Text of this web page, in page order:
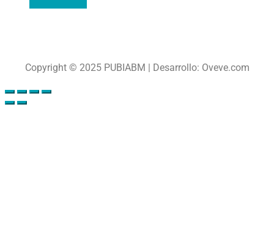
Copyright © 2025 PUBIABM | Desarrollo: Oveve.com